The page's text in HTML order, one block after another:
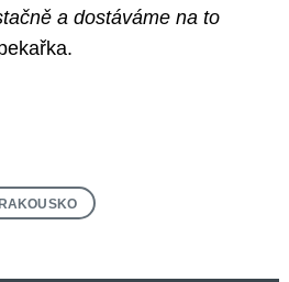
a dostáváme na to
RAKOUSKO